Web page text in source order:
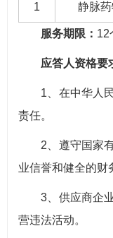
1 静脉
服务期限： 12
应答人资格要
1、在中华人民
责任。
2、遵守国家有
业信誉和健全的财
3、供应商企业
营违法活动。